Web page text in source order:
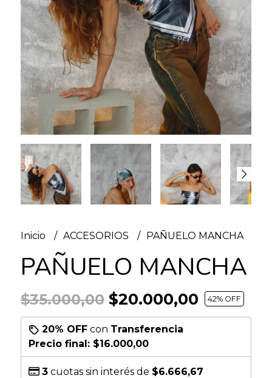
Inicio ACCESORIOS PAÑUELO MANCHA
PAÑUELO MANCHA
$35.000,00$20.000,00 42% OFF
20% OFFcon Transferencia
Precio final: $16.000,00
3cuotas sin interés de $6.666,67